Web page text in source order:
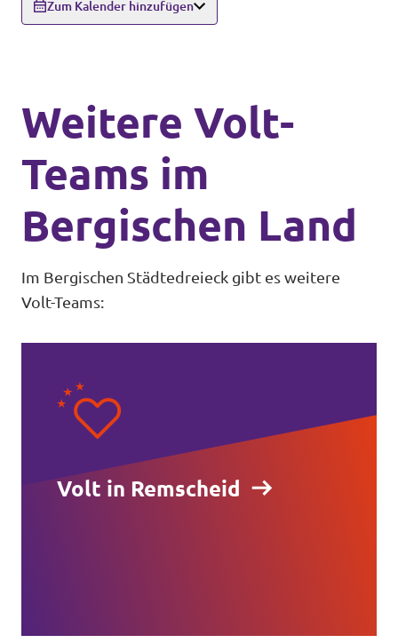
Zum Kalender hinzufügen
Weitere Volt-
Teams im
Bergischen Land
Im Bergischen Städtedreieck gibt es weitere
Volt-Teams:
Volt in Remscheid